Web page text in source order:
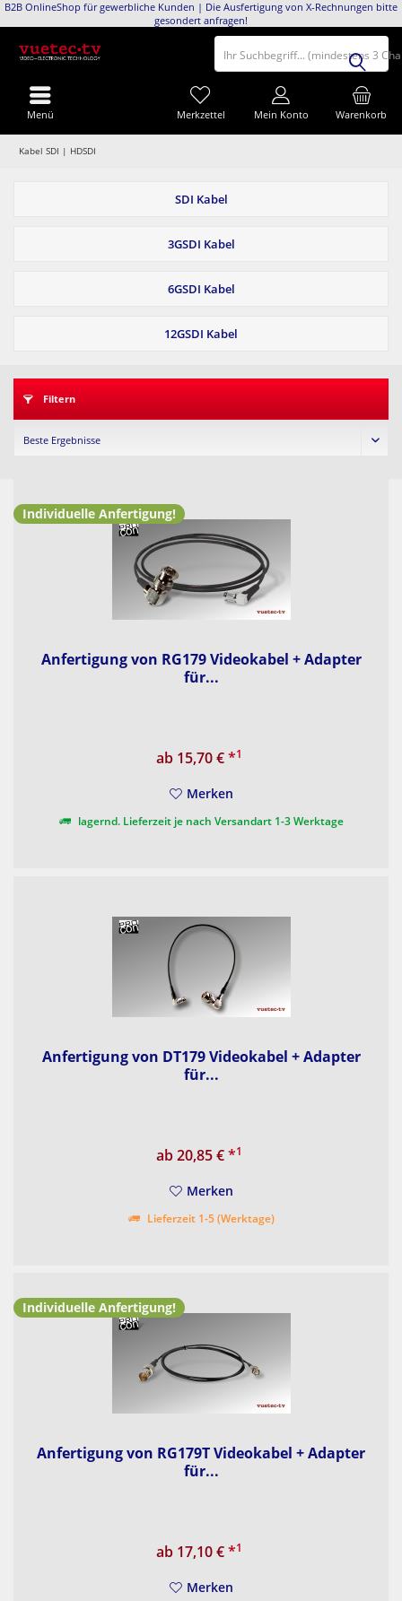
B2B OnlineShop für gewerbliche Kunden | Die Ausfertigung von X-Rechnungen bitte
gesondert anfragen!
Ihr Suchbegriff... (mindestens 3
Warenkorb
Merkzettel Mein Konto
Menü
Kabel SDI | HDSDI
SDI Kabel
3GSDI Kabel
6GSDI Kabel
12GSDI Kabel
Filtern
Individuelle Anfertigung!
Anfertigung von RG179 Videokabel + Adapter
für...
ab 15,70 €*1
Merken
lagernd. Lieferzeit je nach Versandart 1-3 Werktage
Anfertigung von DT179 Videokabel + Adapter
für...
ab 20,85 €*1
Merken
Lieferzeit 1-5 (Werktage)
Individuelle Anfertigung!
Anfertigung von RG179T Videokabel + Adapter
für...
ab 17,10 €*1
Merken